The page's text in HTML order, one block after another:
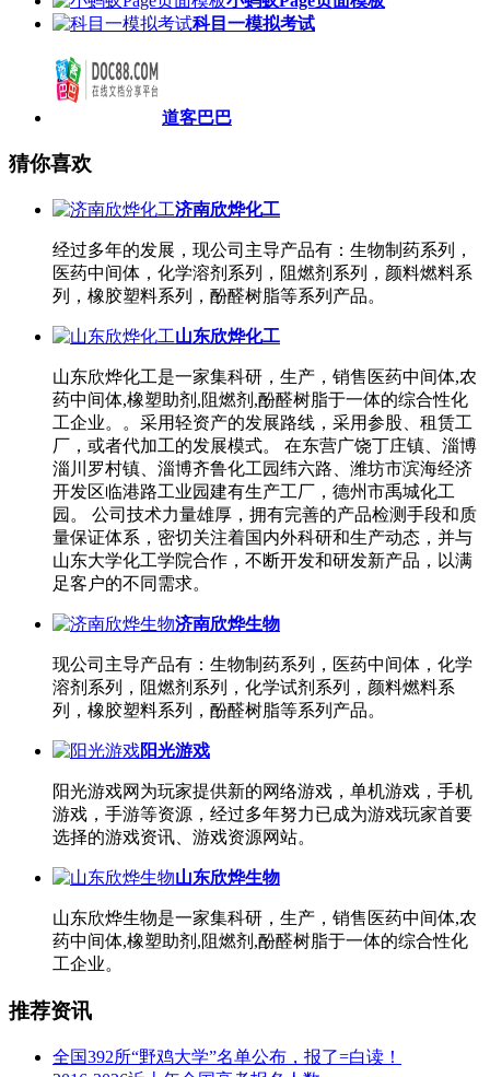
科目一模拟考试
道客巴巴
猜你喜欢
济南欣烨化工
经过多年的发展，现公司主导产品有：生物制药系列，
医药中间体，化学溶剂系列，阻燃剂系列，颜料燃料系
列，橡胶塑料系列，酚醛树脂等系列产品。
山东欣烨化工
山东欣烨化工是一家集科研，生产，销售医药中间体,农
药中间体,橡塑助剂,阻燃剂,酚醛树脂于一体的综合性化
工企业。。采用轻资产的发展路线，采用参股、租赁工
厂，或者代加工的发展模式。 在东营广饶丁庄镇、淄博
淄川罗村镇、淄博齐鲁化工园纬六路、潍坊市滨海经济
开发区临港路工业园建有生产工厂，德州市禹城化工
园。 公司技术力量雄厚，拥有完善的产品检测手段和质
量保证体系，密切关注着国内外科研和生产动态，并与
山东大学化工学院合作，不断开发和研发新产品，以满
足客户的不同需求。
济南欣烨生物
现公司主导产品有：生物制药系列，医药中间体，化学
溶剂系列，阻燃剂系列，化学试剂系列，颜料燃料系
列，橡胶塑料系列，酚醛树脂等系列产品。
阳光游戏
阳光游戏网为玩家提供新的网络游戏，单机游戏，手机
游戏，手游等资源，经过多年努力已成为游戏玩家首要
选择的游戏资讯、游戏资源网站。
山东欣烨生物
山东欣烨生物是一家集科研，生产，销售医药中间体,农
药中间体,橡塑助剂,阻燃剂,酚醛树脂于一体的综合性化
工企业。
推荐资讯
全国392所“野鸡大学”名单公布，报了=白读！